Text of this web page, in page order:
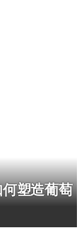
塑造葡萄